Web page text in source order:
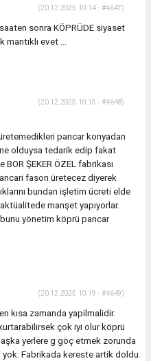
(20.12.2025 10:14 - #4647)
sonra KÖPRÜDE siyaset
mantıklı evet ...
(20.12.2025 10:15 - #4648)
pancar konyadan
olduysa tedarik edip fakat
ŞEKER ÖZEL fabrikası
fason üretecez diyerek
bundan işletim ücreti elde
manşet yapıyorlar.
yönetim köprü pancar
(20.12.2025 10:19 - #4649)
kısa zamanda yapilmalidir.
çok iyi olur köprü
yerlere g göç etmek zorunda
yok. Fabrikada kereste artik doldu.